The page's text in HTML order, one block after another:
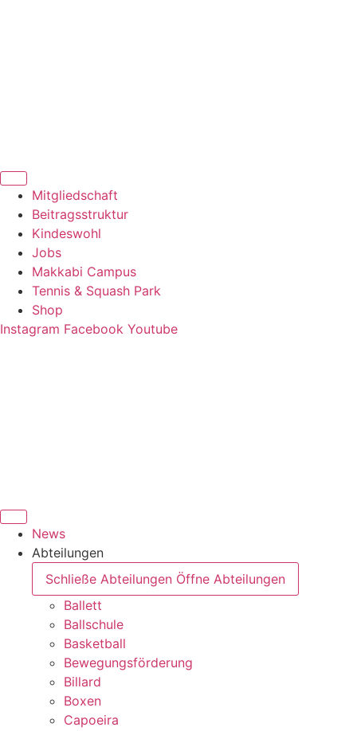
Mitgliedschaft
Beitragsstruktur
Kindeswohl
Jobs
Makkabi Campus
Tennis & Squash Park
Shop
Instagram Facebook Youtube
News
Abteilungen
Schließe Abteilungen Öffne Abteilungen
Ballett
Ballschule
Basketball
Bewegungsförderung
Billard
Boxen
Capoeira